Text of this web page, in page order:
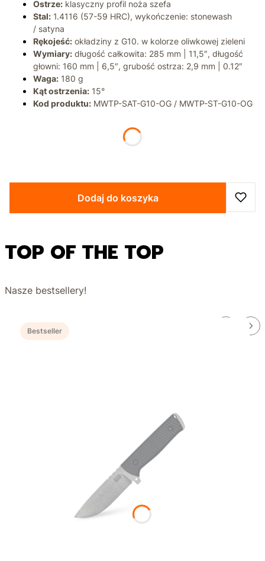
Ostrze: klasyczny profil noża szefa
Stal: 1.4116 (57-59 HRC), wykończenie: stonewash
/ satyna
Rękojeść: okładziny z G10. w kolorze oliwkowej zieleni
Wymiary: długość całkowita: 285 mm | 11,5″, długość
głowni: 160 mm | 6,5″, grubość ostrza: 2,9 mm | 0.12″
Waga: 180 g
Kąt ostrzenia: 15°
Kod produktu: MWTP-SAT-G10-OG / MWTP-ST-G10-OG
Dodaj do koszyka
TOP OF THE TOP
Nasze bestsellery!
Bestseller